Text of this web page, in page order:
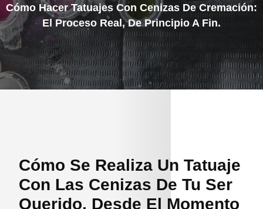
Cómo Hacer Tatuajes Con Cenizas De Cremación:
El Proceso Real, De Principio A Fin.
Cómo Se Realiza Un Tatuaje
Con Las Cenizas De Tu Ser
Querido, Desde El Momento